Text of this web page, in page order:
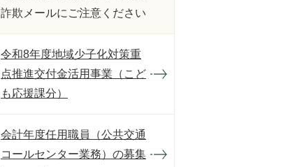
詐欺メールにご注意ください
令和8年度地域少子化対策重
点推進交付金活用事業（こど
も応援課分）
会計年度任用職員（公共交通
コールセンター業務）の募集